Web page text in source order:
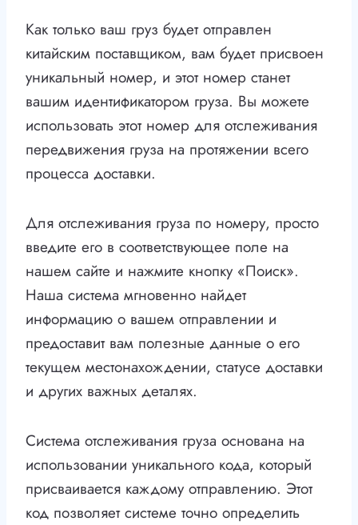
Как только ваш груз будет отправлен
китайским поставщиком, вам будет присвоен
уникальный номер, и этот номер станет
вашим идентификатором груза. Вы можете
использовать этот номер для отслеживания
передвижения груза на протяжении всего
процесса доставки.
Для отслеживания груза по номеру, просто
введите его в соответствующее поле на
нашем сайте и нажмите кнопку «Поиск».
Наша система мгновенно найдет
информацию о вашем отправлении и
предоставит вам полезные данные о его
текущем местонахождении, статусе доставки
и других важных деталях.
Система отслеживания груза основана на
использовании уникального кода, который
присваивается каждому отправлению. Этот
код позволяет системе точно определить